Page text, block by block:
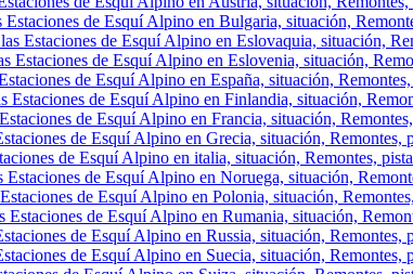
de Esquí Alpino en Bulgaria, situación,
Estaciones de Esquí Alpino en Eslovaquia, situación,
Estaciones de Esquí Alpino en Eslovenia, situación,
de Esquí Alpino en España, situación,
Estaciones de Esquí Alpino en Finlandia, situación,
de Esquí Alpino en Francia, situación,
de Esquí Alpino en Grecia, situación, Remontes,
de Esquí Alpino en italia, situación, Remontes,
de Esquí Alpino en Noruega, situación,
de Esquí Alpino en Polonia, situación,
Estaciones de Esquí Alpino en Rumania, situación,
de Esquí Alpino en Russia, situación, Remontes,
de Esquí Alpino en Suecia, situación, Remontes,